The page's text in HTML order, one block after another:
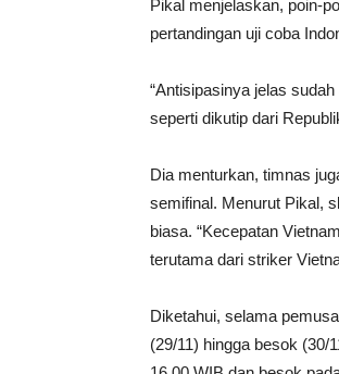
Pikal menjelaskan, poin-
pertandingan uji coba
“Antisipasinya jelas
seperti dikutip dari
Dia menturkan, timnas
semifinal. Menurut Pikal,
biasa. “Kecepatan
terutama dari striker
Diketahui, selama
(29/11) hingga besok (30/